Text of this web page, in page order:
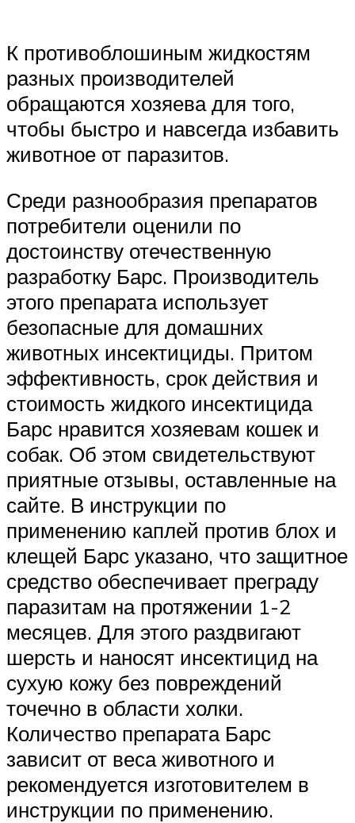
К противоблошиным жидкостям
разных производителей
обращаются хозяева для того,
чтобы быстро и навсегда избавить
животное от паразитов.
Среди разнообразия препаратов
потребители оценили по
достоинству отечественную
разработку Барс. Производитель
этого препарата использует
безопасные для домашних
животных инсектициды. Притом
эффективность, срок действия и
стоимость жидкого инсектицида
Барс нравится хозяевам кошек и
собак. Об этом свидетельствуют
приятные отзывы, оставленные на
сайте. В инструкции по
применению каплей против блох и
клещей Барс указано, что защитное
средство обеспечивает преграду
паразитам на протяжении 1-2
месяцев. Для этого раздвигают
шерсть и наносят инсектицид на
сухую кожу без повреждений
точечно в области холки.
Количество препарата Барс
зависит от веса животного и
рекомендуется изготовителем в
инструкции по применению.